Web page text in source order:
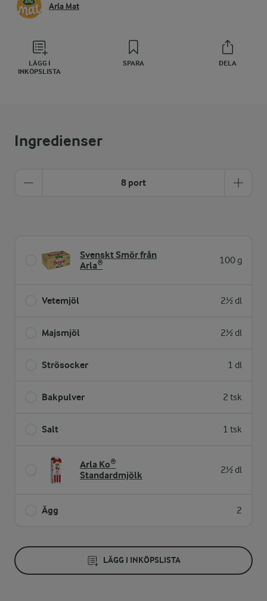
Arla Mat
LÄGG I
INKÖPSLISTA
SPARA DELA
Ingredienser
8 port
Svenskt Smör från
Arla®
100 g
Vetemjöl 2½ dl
Majsmjöl 2½ dl
Strösocker 1 dl
Bakpulver 2 tsk
Salt 1 tsk
Arla Ko®
Standardmjölk
2½ dl
Ägg 2
LÄGG I INKÖPSLISTA